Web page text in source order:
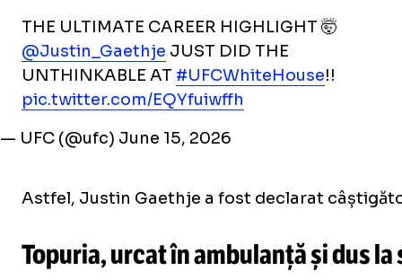
THE ULTIMATE CAREER HIGHLIGHT 🤯
@Justin_Gaethje JUST DID THE
UNTHINKABLE AT #UFCWhiteHouse!!
pic.twitter.com/EQYfuiwffh
— UFC (@ufc) June 15, 2026
Astfel, Justin Gaethje a fost declarat
Topuria, urcat în ambulanță și dus